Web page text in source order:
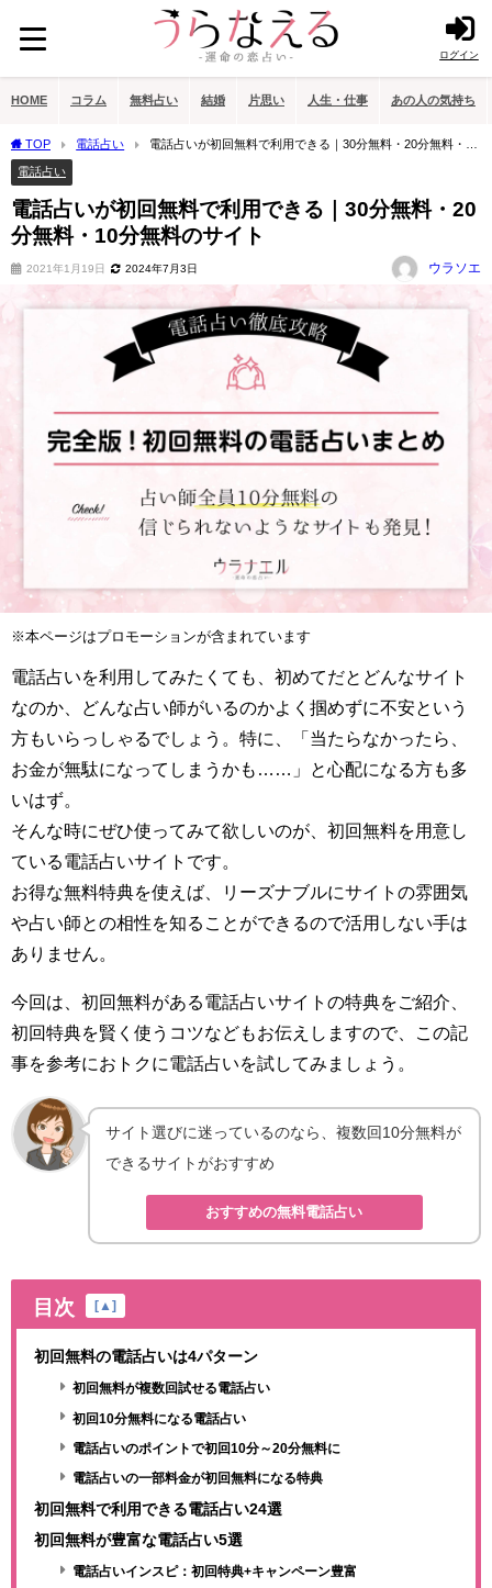
ログイン
HOME コラム 無料占い 結婚 片思い 人生・仕事 あの人の気持ち
TOP 電話占い
電話占いが初回無料で利用できる｜30分無料・20分無料・10
分無料のサイト
電話占い
電話占いが初回無料で利用できる｜30分無料・20
分無料・10分無料のサイト
2021年1月19日 2024年7月3日 ウラソエ
※本ページはプロモーションが含まれています
電話占いを利用してみたくても、初めてだとどんなサイト
なのか、どんな占い師がいるのかよく掴めずに不安という
方もいらっしゃるでしょう。特に、「当たらなかったら、
お金が無駄になってしまうかも……」と心配になる方も多
いはず。
そんな時にぜひ使ってみて欲しいのが、初回無料を用意し
ている電話占いサイトです。
お得な無料特典を使えば、リーズナブルにサイトの雰囲気
や占い師との相性を知ることができるので活用しない手は
ありません。
今回は、初回無料がある電話占いサイトの特典をご紹介、
初回特典を賢く使うコツなどもお伝えしますので、この記
事を参考におトクに電話占いを試してみましょう。
サイト選びに迷っているのなら、複数回10分無料が
できるサイトがおすすめ
おすすめの無料電話占い
目次 [ ▲ ]
初回無料の電話占いは4パターン
初回無料が複数回試せる電話占い
初回10分無料になる電話占い
電話占いのポイントで初回10分～20分無料に
電話占いの一部料金が初回無料になる特典
初回無料で利用できる電話占い24選
初回無料が豊富な電話占い5選
電話占いインスピ：初回特典+キャンペーン豊富